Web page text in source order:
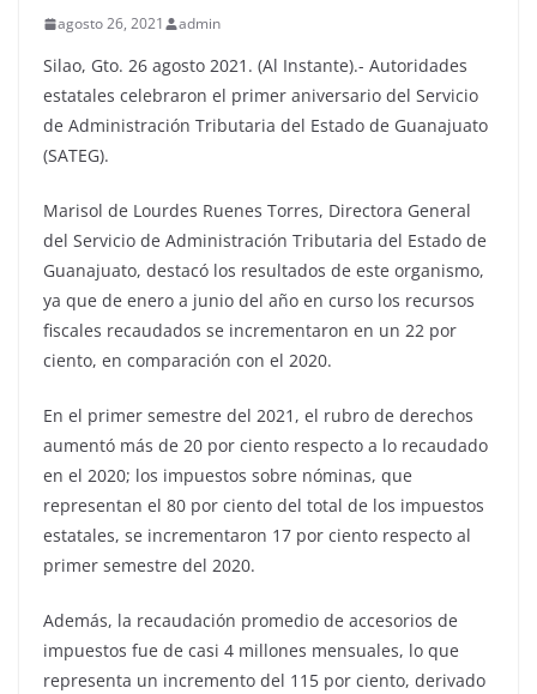
agosto 26, 2021 admin
Silao, Gto. 26 agosto 2021. (Al Instante).- Autoridades
estatales celebraron el primer aniversario del Servicio
de Administración Tributaria del Estado de Guanajuato
(SATEG).
Marisol de Lourdes Ruenes Torres, Directora General
del Servicio de Administración Tributaria del Estado de
Guanajuato, destacó los resultados de este organismo,
ya que de enero a junio del año en curso los recursos
fiscales recaudados se incrementaron en un 22 por
ciento, en comparación con el 2020.
En el primer semestre del 2021, el rubro de derechos
aumentó más de 20 por ciento respecto a lo recaudado
en el 2020; los impuestos sobre nóminas, que
representan el 80 por ciento del total de los impuestos
estatales, se incrementaron 17 por ciento respecto al
primer semestre del 2020.
Además, la recaudación promedio de accesorios de
impuestos fue de casi 4 millones mensuales, lo que
representa un incremento del 115 por ciento, derivado